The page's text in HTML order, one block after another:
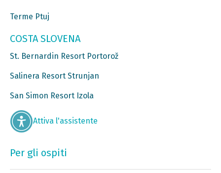
Terme Ptuj
COSTA SLOVENA
St. Bernardin Resort Portorož
Salinera Resort Strunjan
San Simon Resort Izola
Attiva l'assistente
Per gli ospiti